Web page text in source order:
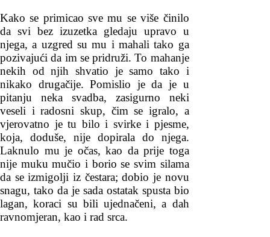
Kako se primicao sve mu se više činilo
da svi bez izuzetka gledaju upravo u
njega, a uzgred su mu i mahali tako ga
pozivajući da im se pridruži. To mahanje
nekih od njih shvatio je samo tako i
nikako drugačije. Pomislio je da je u
pitanju neka svadba, zasigurno neki
veseli i radosni skup, čim se igralo, a
vjerovatno je tu bilo i svirke i pjesme,
koja, doduše, nije dopirala do njega.
Laknulo mu je očas, kao da prije toga
nije muku mučio i borio se svim silama
da se izmigolji iz čestara; dobio je novu
snagu, tako da je sada ostatak spusta bio
lagan, koraci su bili ujednačeni, a dah
ravnomjeran, kao i rad srca.